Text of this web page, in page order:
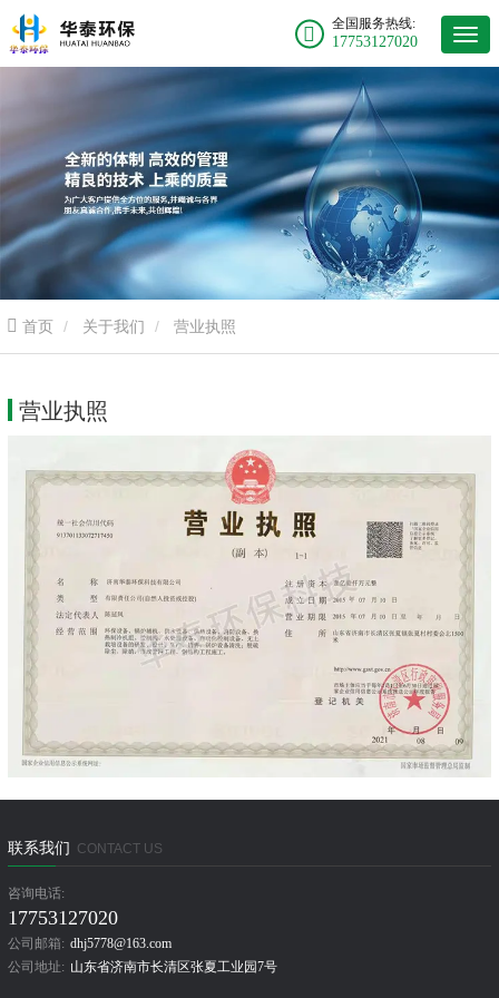
全国服务热线:
17753127020
首页 关于我们 营业执照
营业执照
联系我们 CONTACT US
咨询电话:
17753127020
公司邮箱: dhj5778@163.com
公司地址: 山东省济南市长清区张夏工业园7号